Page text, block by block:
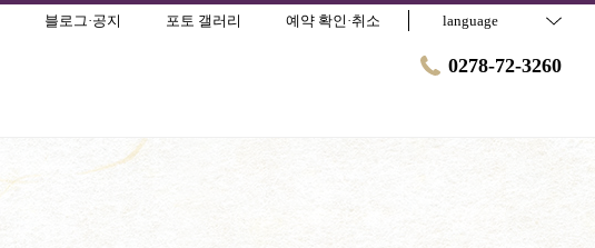
블로그·공지 포토 갤러리 예약 확인·취소 language
0278-72-3260